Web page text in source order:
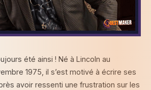
été ainsi ! Né à Lincoln au
1975, il s’est motivé à écrire ses
avoir ressenti une frustration sur les